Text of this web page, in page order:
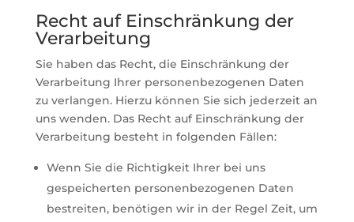
Recht auf Einschränkung der
Verarbeitung
Sie haben das Recht, die Einschränkung der
Verarbeitung Ihrer personenbezogenen Daten
zu verlangen. Hierzu können Sie sich jederzeit an
uns wenden. Das Recht auf Einschränkung der
Verarbeitung besteht in folgenden Fällen:
Wenn Sie die Richtigkeit Ihrer bei uns
gespeicherten personenbezogenen Daten
bestreiten, benötigen wir in der Regel Zeit, um